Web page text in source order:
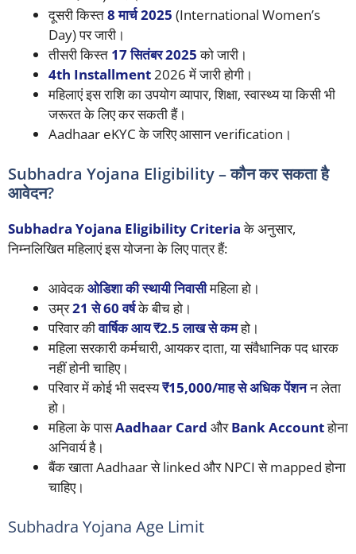
दूसरी किस्त8 मार्च 2025 (International Women’s
Day) पर जारी।
तीसरी किस्त 17 सितंबर 2025को जारी।
4th Installment2026 में जारी होगी।
महिलाएं इस राशि का उपयोग व्यापार, शिक्षा, स्वास्थ्य या किसी भी
जरूरत के लिए कर सकती हैं।
Aadhaar eKYC के जरिए आसान verification।
Subhadra Yojana Eligibility – कौन कर सकता है
आवेदन?
Subhadra Yojana Eligibility Criteriaके अनुसार,
निम्नलिखित महिलाएं इस योजना के लिए पात्र हैं:
आवेदकओडिशा की स्थायी निवासीमहिला हो।
उम्र21 से 60 वर्षके बीच हो।
परिवार कीवार्षिक आय ₹2.5 लाख से कमहो।
महिला सरकारी कर्मचारी, आयकर दाता, या संवैधानिक पद धारक
नहीं होनी चाहिए।
परिवार में कोई भी सदस्य₹15,000/माह से अधिक पेंशनन लेता
हो।
महिला के पासAadhaar Card औरBank Accountहोना
अनिवार्य है।
बैंक खाता Aadhaar से linked और NPCI से mapped होना
चाहिए।
Subhadra Yojana Age Limit